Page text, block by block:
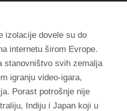
izolacije dovele su do
internetu širom Evrope.
stanovništvo svih zemalja
igranju video-igara,
Porast potrošnje nije
Indiju i Japan koji u